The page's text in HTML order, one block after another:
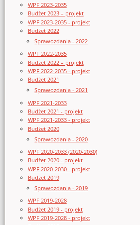
WPF 2023-2035
Budżet 2023 – projekt
WPF 2023-2035 - projekt
Budżet 2022
Sprawozdania - 2022
WPF 2022-2035
Budżet 2022 – projekt
WPF 2022-2035 - projekt
Budżet 2021
Sprawozdania - 2021
WPF 2021-2033
Budżet 2021 - projekt
WPF 2021-2033 - projekt
Budżet 2020
Sprawozdania - 2020
WPF 2020-2033 (2020-2030)
Budżet 2020 - projekt
WPF 2020-2030 - projekt
Budżet 2019
Sprawozdania - 2019
WPF 2019-2028
Budżet 2019 - projekt
WPF 2019-2028 - projekt